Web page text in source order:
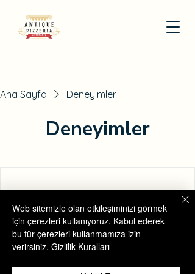
Ana Sayfa Deneyimler
Deneyimler
We're not offering any experiences at the
Web sitemizle olan etkileşiminizi görmek
için çerezleri kullanıyoruz. Kabul ederek
bu tür çerezleri kullanmamıza izin
verirsiniz. Gizlilik Kuralları